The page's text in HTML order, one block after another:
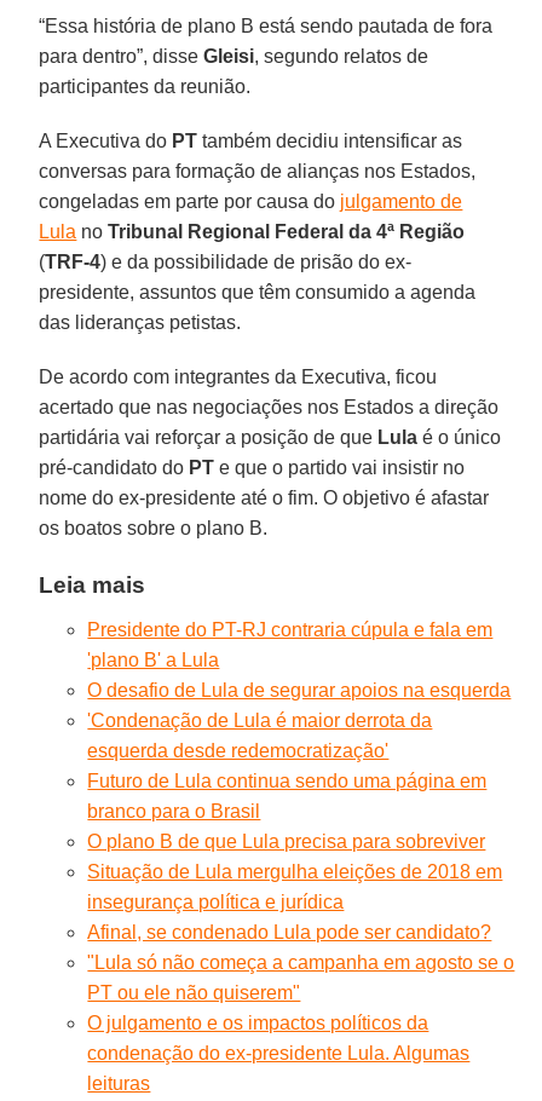
“Essa história de plano B está sendo pautada de fora
para dentro”, disseGleisi, segundo relatos de
participantes da reunião.
A Executiva do PT também decidiu intensificar as
conversas para formação de alianças nos Estados,
congeladas em parte por causa do julgamento de
Lula noTribunal Regional Federal da 4ª Região
(TRF-4) e da possibilidade de prisão do ex-
presidente, assuntos que têm consumido a agenda
das lideranças petistas.
De acordo com integrantes da Executiva, ficou
acertado que nas negociações nos Estados a direção
partidária vai reforçar a posição de que Lula é o único
pré-candidato do PT e que o partido vai insistir no
nome do ex-presidente até o fim. O objetivo é afastar
os boatos sobre o plano B.
Leia mais
Presidente do PT-RJ contraria cúpula e fala em
'plano B' a Lula
O desafio de Lula de segurar apoios na esquerda
'Condenação de Lula é maior derrota da
esquerda desde redemocratização'
Futuro de Lula continua sendo uma página em
branco para o Brasil
O plano B de que Lula precisa para sobreviver
Situação de Lula mergulha eleições de 2018 em
insegurança política e jurídica
Afinal, se condenado Lula pode ser candidato?
"Lula só não começa a campanha em agosto se o
PT ou ele não quiserem"
O julgamento e os impactos políticos da
condenação do ex-presidente Lula. Algumas
leituras